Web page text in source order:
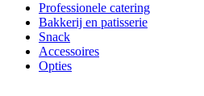
Professionele catering
Bakkerij en patisserie
Snack
Accessoires
Opties